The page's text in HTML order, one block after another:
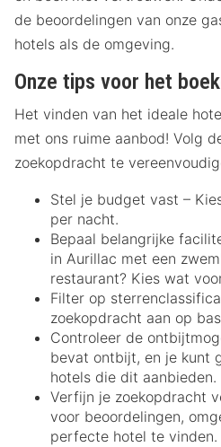
de beoordelingen van onze
hotels als de omgeving.
Onze tips voor het
Het vinden van het ideale
met ons ruime aanbod! Volg
zoekopdracht te
Stel je budget vast –
per nacht.
Bepaal belangrijke
in Aurillac met een
restaurant? Kies wat
Filter op
zoekopdracht aan op
Controleer de
bevat ontbijt, en je kunt
hotels die dit aanbieden.
Verfijn je zoekopdracht
voor beoordelingen,
perfecte hotel te vinden.